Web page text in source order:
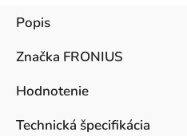
Popis
Značka FRONIUS
Hodnotenie
Technická špecifikácia